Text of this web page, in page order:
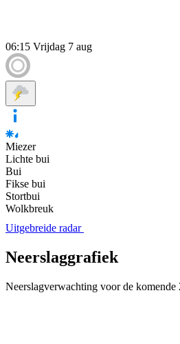
06:15 Vrijdag 7 aug
Miezer
Lichte bui
Bui
Fikse bui
Stortbui
Wolkbreuk
Uitgebreide radar
Neerslaggrafiek
Neerslagverwachting voor de